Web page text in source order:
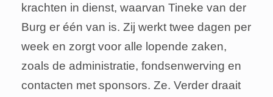
krachten in dienst, waarvan Tineke van der
Burg er één van is. Zij werkt twee dagen per
week en zorgt voor alle lopende zaken,
zoals de administratie, fondsenwerving en
contacten met sponsors. Ze. Verder draait